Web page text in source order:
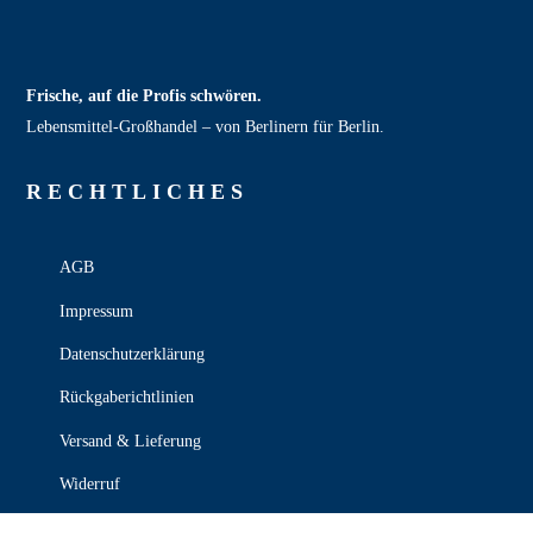
Frische, auf die Profis schwören.
Lebensmittel‑Großhandel – von Berlinern für Berlin.
RECHT­LICHES
AGB
Impressum
Datenschutzerklärung
Rückgaberichtlinien
Versand & Lieferung
Widerruf